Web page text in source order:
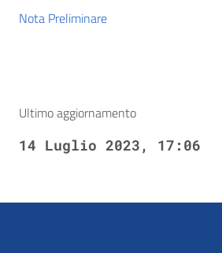
Nota Preliminare
Ultimo aggiornamento
14 Luglio 2023, 17:06